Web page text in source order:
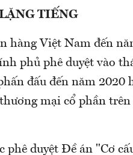
TIẾNG
hàng Việt Nam đến
phủ phê duyệt vào
đấu đến năm 2020
mại cổ phần
phê duyệt Đề án "Cơ